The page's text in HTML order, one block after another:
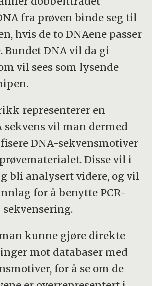
fra prøven binde seg til
hvis de to DNAene passer
DNA vil da gi
vil sees som lysende
representerer en
sekvens vil man dermed
DNA-sekvensmotiver
Disse vil i
bli analysert videre, og vil
for å benytte PCR-
kunne gjøre direkte
mot databaser med
for å se om de